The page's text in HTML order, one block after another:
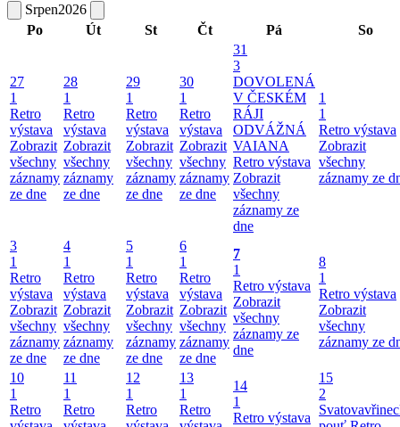
Srpen2026
Po
Út St Čt Pá So
27
1
Retro
výstava
Zobrazit
všechny
záznamy
ze dne
28
1
Retro
výstava
Zobrazit
všechny
záznamy
ze dne
29
1
Retro
výstava
Zobrazit
všechny
záznamy
ze dne
30
1
Retro
výstava
Zobrazit
všechny
záznamy
ze dne
31
3
DOVOLENÁ
V ČESKÉM
RÁJI
ODVÁŽNÁ
VAIANA
Retro výstava
Zobrazit
všechny
záznamy ze
dne
1
1
Retro výstava
Zobrazit
všechny
záznamy ze
3
1
Retro
výstava
Zobrazit
všechny
záznamy
ze dne
4
1
Retro
výstava
Zobrazit
všechny
záznamy
ze dne
5
1
Retro
výstava
Zobrazit
všechny
záznamy
ze dne
6
1
Retro
výstava
Zobrazit
všechny
záznamy
ze dne
7
1
Retro výstava
Zobrazit
všechny
záznamy ze
dne
8
1
Retro výstava
Zobrazit
všechny
záznamy ze
10
1
Retro
11
1
Retro
12
1
Retro
13
1
Retro
14
1
Retro výstava
15
2